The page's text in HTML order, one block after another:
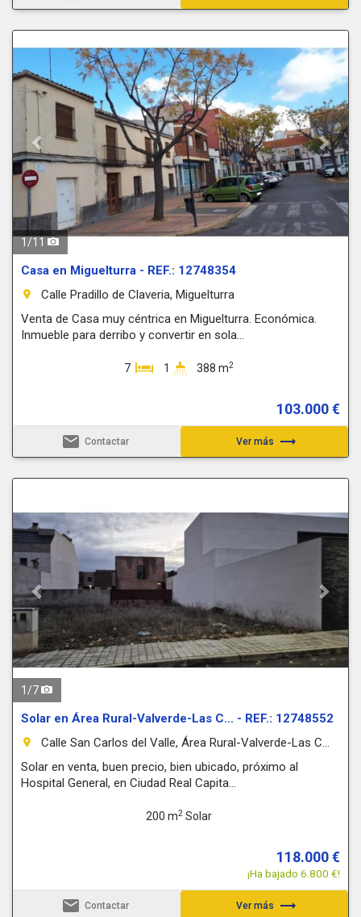
Next
1 /11
Casa en Miguelturra - REF.: 12748354
room
Calle Pradillo de Claveria, Miguelturra
Venta de Casa muy céntrica en Miguelturra. Económica.
Inmueble para derribo y convertir en sola...
7 1 388 m2
103.000 €
email Contactar Ver más trending_flat
Next
1 /7
Solar en Área Rural-Valverde-Las C... - REF.: 12748552
room
Calle San Carlos del Valle, Área Rural-Valverde-Las C...
Solar en venta, buen precio, bien ubicado, próximo al
Hospital General, en Ciudad Real Capita...
200 m2Solar
118.000 €
¡Ha bajado 6.800 €!
email Contactar Ver más trending_flat